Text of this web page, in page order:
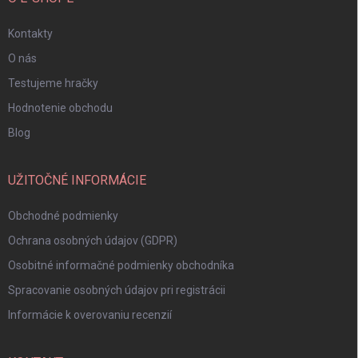
Kontakty
O nás
Testujeme hračky
Hodnotenie obchodu
Blog
UŽITOČNÉ INFORMÁCIE
Obchodné podmienky
Ochrana osobných údajov (GDPR)
Osobitné informačné podmienky obchodníka
Spracovanie osobných údajov pri registrácii
Informácie k overovaniu recenzií